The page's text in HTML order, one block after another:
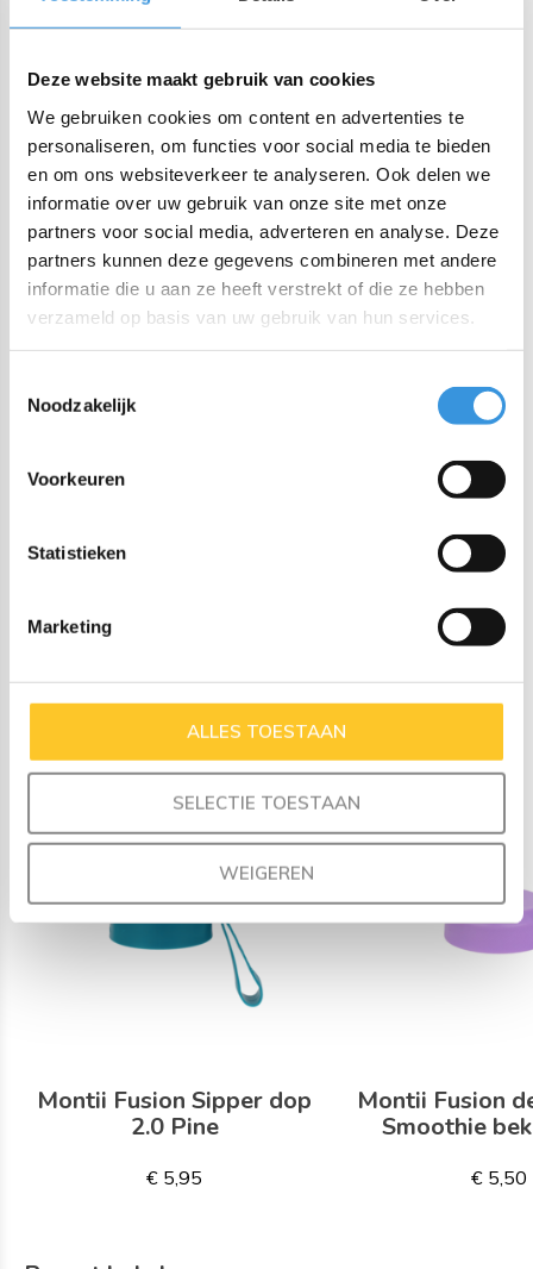
Deze website maakt gebruik van cookies
We gebruiken cookies om content en advertenties te
personaliseren, om functies voor social media te bieden
en om ons websiteverkeer te analyseren. Ook delen we
informatie over uw gebruik van onze site met onze
partners voor social media, adverteren en analyse. Deze
partners kunnen deze gegevens combineren met andere
informatie die u aan ze heeft verstrekt of die ze hebben
verzameld op basis van uw gebruik van hun services.
Noodzakelijk
Voorkeuren
Statistieken
Marketing
ALLES TOESTAAN
SELECTIE TOESTAAN
WEIGEREN
dat alle Fusion doppen en Fusion bases uitwisselbaar zijn. Er
zijn verschillende doppen en maten bases in diverse kleuren
verkrijgbaar. Hiermee kan je drinkflessen, smoothie cups en
coffee cups samenstellen.
Eigenschappen:
Afmetingen: 7,3 cm x 16 cm
Brede opening: 5,5 cm
Inhoud: 350 ml
Vaatwasmachinebestendig - bovenste rek tot 70°C
eenvoudige reiniging
roestvrij staal (18/8 en 304), 100% lood- en BPA-vrij
Gemaakt van BPA-vrije materialen voor veilig drinken
Bijpassende producten
Montii Fusion Sipper dop
2.0 Pine
€ 5,95
Montii Fusion
Smoothie
€ 5,50